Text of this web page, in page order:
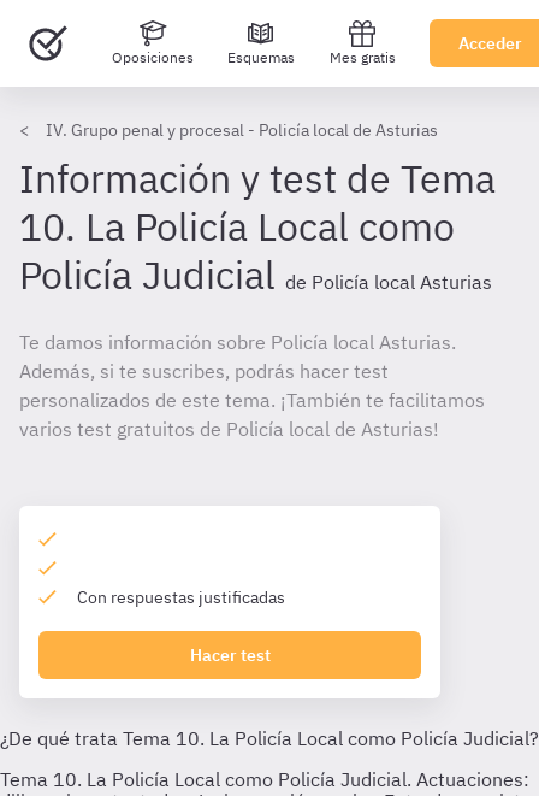
Oposiciones Esquemas Mes gratis
Acceder
IV. Grupo penal y procesal - Policía local de Asturias
Información y test de Tema
10. La Policía Local como
Policía Judicial de Policía local Asturias
Te damos información sobre Policía local Asturias.
Además, si te suscribes, podrás hacer test
personalizados de este tema. ¡También te facilitamos
varios test gratuitos de Policía local de Asturias!
Con respuestas justificadas
Hacer test